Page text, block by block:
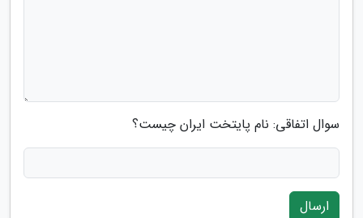
سوال اتفاقی: نام پایتخت ایران چیست؟
ارسال